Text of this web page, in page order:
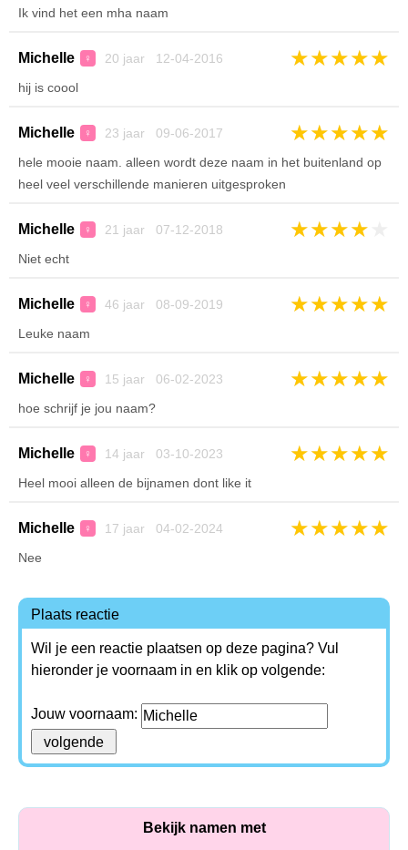
Ik vind het een mha naam
Michelle ♀ 20 jaar 12-04-2016 ★★★★★
hij is coool
Michelle ♀ 23 jaar 09-06-2017 ★★★★★
hele mooie naam. alleen wordt deze naam in het buitenland op
heel veel verschillende manieren uitgesproken
Michelle ♀ 21 jaar 07-12-2018 ★★★★
Niet echt
Michelle ♀ 46 jaar 08-09-2019 ★★★★★
Leuke naam
Michelle ♀ 15 jaar 06-02-2023 ★★★★★
hoe schrijf je jou naam?
Michelle ♀ 14 jaar 03-10-2023 ★★★★★
Heel mooi alleen de bijnamen dont like it
Michelle ♀ 17 jaar 04-02-2024 ★★★★★
Nee
Plaats reactie
Wil je een reactie plaatsen op deze pagina? Vul
hieronder je voornaam in en klik op volgende:
Jouw voornaam:
Bekijk namen met